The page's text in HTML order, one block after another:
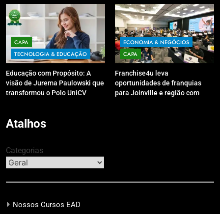
Youtube irá sanar dúvidas
CAPA
TECNOLOGIA & EDUCAÇÃO
Educação com Propósito: A
visão de Jurema Paulowski que
transformou o Polo UniCV
ECONOMIA & NEGÓCIOS
CAPA
Franchise4u leva
oportunidades de franquias
para Joinville e região com
Atalhos
Categorias
Nossos Cursos EAD